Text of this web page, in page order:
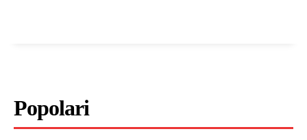
Popolari